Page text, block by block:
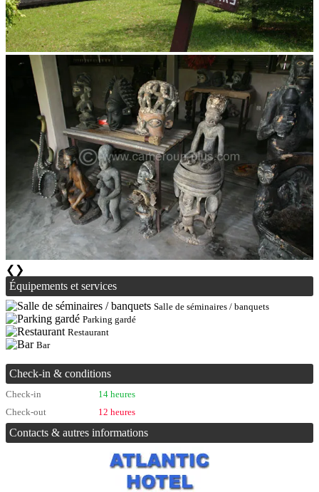
❮ ❯
Équipements et services
Salle de séminaires / banquets
Parking gardé
Restaurant
Bar
Check-in & conditions
Check-in
14 heures
Check-out
12 heures
Contacts & autres informations